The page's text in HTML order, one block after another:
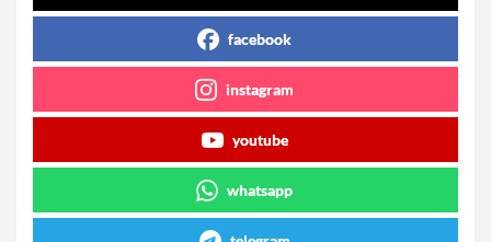
facebook
instagram
youtube
whatsapp